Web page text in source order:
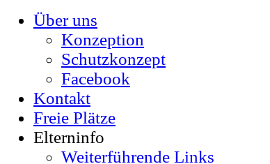
Über uns
Konzeption
Schutzkonzept
Facebook
Kontakt
Freie Plätze
Elterninfo
Weiterführende Links